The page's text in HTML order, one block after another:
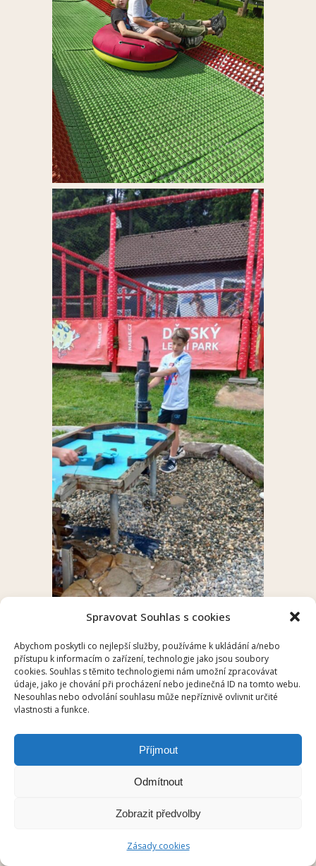
Spravovat Souhlas s cookies
Abychom poskytli co nejlepší služby, používáme k ukládání a/nebo
přístupu k informacím o zařízení, technologie jako jsou soubory
cookies. Souhlas s těmito technologiemi nám umožní zpracovávat
údaje, jako je chování při procházení nebo jedinečná ID na tomto webu.
Nesouhlas nebo odvolání souhlasu může nepříznivě ovlivnit určité
vlastnosti a funkce.
Příjmout
Odmítnout
Zobrazit předvolby
Zásady cookies